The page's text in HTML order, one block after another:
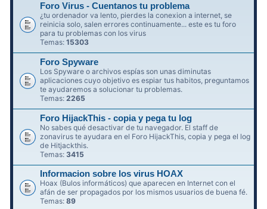
Foro Virus - Cuentanos tu problema
¿tu ordenador va lento, pierdes la conexion a internet, se
reinicia solo, salen errores continuamente... este es tu foro
para tu problemas con los virus
Temas:15303
Foro Spyware
Los Spyware o archivos espías son unas diminutas
aplicaciones cuyo objetivo es espiar tus habitos, preguntamos
te ayudaremos a solucionar tu problemas.
Temas:2265
Foro HijackThis - copia y pega tu log
No sabes qué desactivar de tu navegador. El staff de
zonavirus te ayudara en el Foro HijackThis, copia y pega el log
de Hitjackthis.
Temas: 3415
Informacion sobre los virus HOAX
Hoax (Bulos informáticos) que aparecen en Internet con el
afán de ser propagados por los mismos usuarios de buena fé.
Temas:89